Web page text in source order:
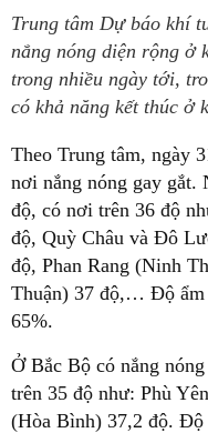
Trung tâm Dự báo khí
nắng nóng diện rộng ở
trong nhiều ngày tới,
có khả năng kết thúc ở
Theo Trung tâm, ngày
nơi nắng nóng gay gắt.
độ, có nơi trên 36 độ
độ, Quỳ Châu và Đô
độ, Phan Rang (Ninh
Thuận) 37 độ,… Độ ẩm
65%.
Ở Bắc Bộ có nắng
trên 35 độ như: Phù
(Hòa Bình) 37,2 độ. Độ